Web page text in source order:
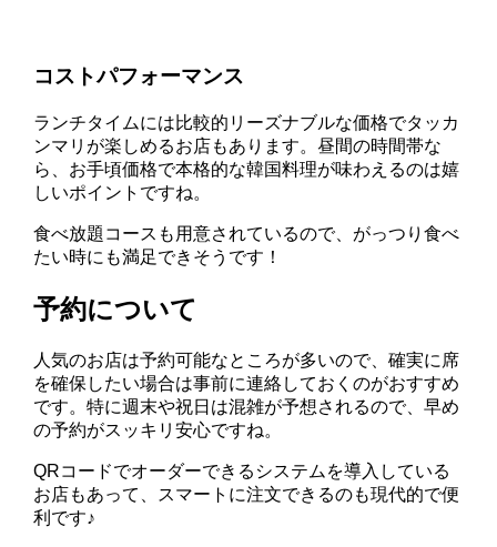
コストパフォーマンス
ランチタイムには比較的リーズナブルな価格でタッカ
ンマリが楽しめるお店もあります。昼間の時間帯な
ら、お手頃価格で本格的な韓国料理が味わえるのは嬉
しいポイントですね。
食べ放題コースも用意されているので、がっつり食べ
たい時にも満足できそうです！
予約について
人気のお店は予約可能なところが多いので、確実に席
を確保したい場合は事前に連絡しておくのがおすすめ
です。特に週末や祝日は混雑が予想されるので、早め
の予約がスッキリ安心ですね。
QRコードでオーダーできるシステムを導入している
お店もあって、スマートに注文できるのも現代的で便
利です♪